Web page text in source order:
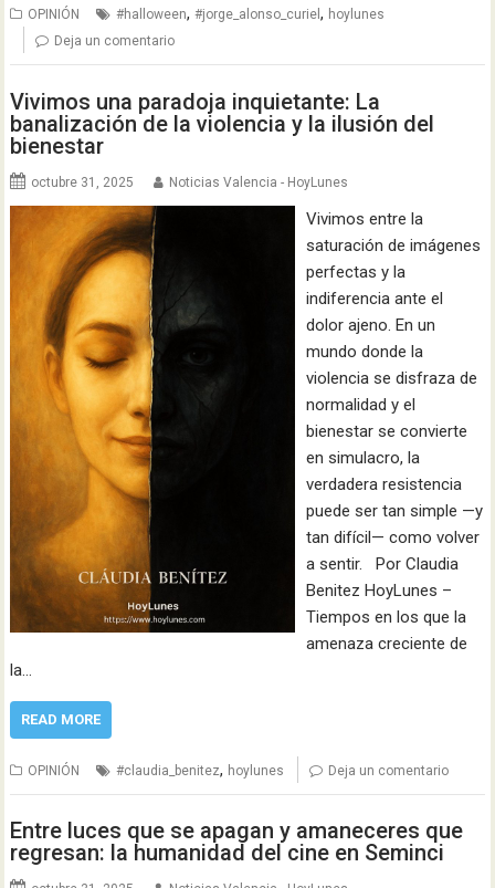
OPINIÓN #halloween,#jorge_alonso_curiel, hoylunes
Deja un comentario
Vivimos una paradoja inquietante: La
banalización de la violencia y la ilusión del
bienestar
octubre 31, 2025 Noticias Valencia - HoyLunes
Vivimos entre la
saturación de imágenes
perfectas y la
indiferencia ante el
dolor ajeno. En un
mundo donde la
violencia se disfraza de
normalidad y el
bienestar se convierte
en simulacro, la
verdadera resistencia
puede ser tan simple —y
tan difícil— como volver
a sentir. Por Claudia
Benitez HoyLunes –
Tiempos en los que la
amenaza creciente de
la…
READ MORE
OPINIÓN #claudia_benitez, hoylunes Deja un comentario
Entre luces que se apagan y amaneceres que
regresan: la humanidad del cine en Seminci